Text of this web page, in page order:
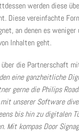
werden diese
Diese vereinfachte
an denen es
Inhalten geht.
die Partnerschaft
eine ganzheitliche
gerne die Philips
unserer Software
bis hin zu digitalen
Mit kompas Door